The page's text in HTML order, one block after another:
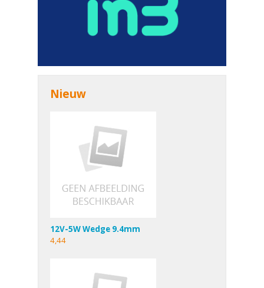
Nieuw
12V-5W Wedge 9.4mm
4,44